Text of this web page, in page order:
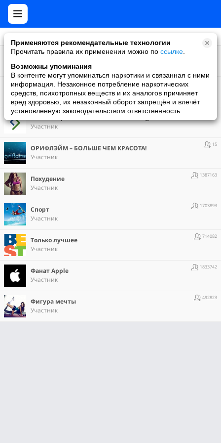
Применяются рекомендательные технологии
Прочитать правила их применении можно по ссылке
Возможны упоминания
В контенте могут упоминаться наркотики и связанная с ними
информация. Незаконное потребление наркотических
средств, психотропных веществ и их аналогов причиняет
вред здоровью, их незаконный оборот запрещён и влечёт
установленную законодательством ответственность
Android
Участник
Женский дневник
Участник
Контейнерная логистика – Loboda Logistics
Участник
ОРИФЛЭЙМ – БОЛЬШЕ ЧЕМ КРАСОТА!
Участник
15
Похудение
Участник
1387163
Спорт
Участник
1703893
Только лучшее
Участник
714082
Фанат Apple
Участник
1833742
Фигура мечты
Участник
492823